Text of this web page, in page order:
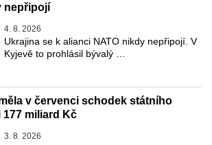
nepřipojí
4. 8. 2026
Ukrajina se k alianci NATO nikdy nepřipojí. V
Kyjevě to prohlásil bývalý …
v červenci schodek státního
miliard Kč
3. 8. 2026